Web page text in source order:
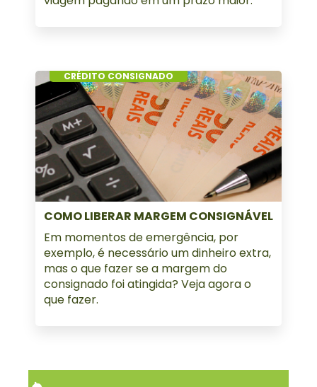
CRÉDITO CONSIGNADO
COMO LIBERAR MARGEM CONSIGNÁVEL
Em momentos de emergência, por
exemplo, é necessário um dinheiro extra,
mas o que fazer se a margem do
consignado foi atingida? Veja agora o
que fazer.